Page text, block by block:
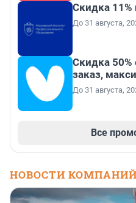
Скидка 11%
До 31 августа,
Скидка
заказ,
До 31 августа,
Все
НОВОСТИ КОМПАНИЙ